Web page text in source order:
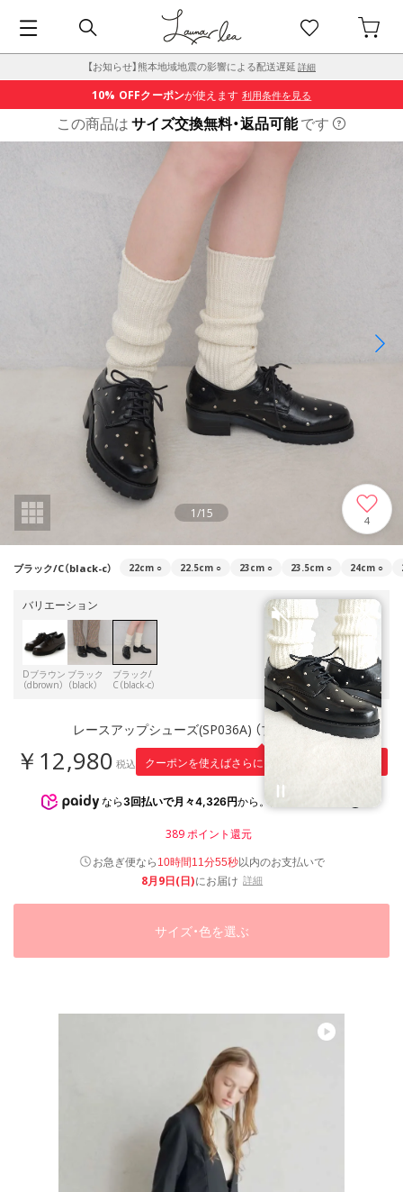
【お知らせ】熊本地域地震の影響による配送遅延 詳細
10% OFFクーポンが使えます 利用条件を見る
この商品はサイズ交換無料・返品可能です
1/15 4
ブラック/C（black-c） 22cm ○ 22.5cm ○ 23cm ○ 23.5cm ○ 24cm ○
バリエーション
Dブラウン
（dbrown）
ブラック
（black）
ブラック/
C（black-c）
レースアップシューズ(SP036A) （ブラック/C）
￥12,980 税込 クーポンを使えばさらに
なら 3回払いで月々4,326円から。分割手数料無料
389ポイント還元
お急ぎ便なら 10時間11分54秒以内のお支払いで
8月9日(日)にお届け 詳細
サイズ・色を選ぶ